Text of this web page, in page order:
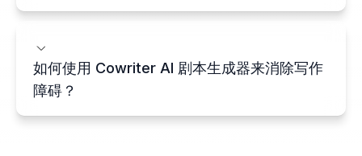
如何使用 Cowriter AI 剧本生成器来消除写作
障碍？